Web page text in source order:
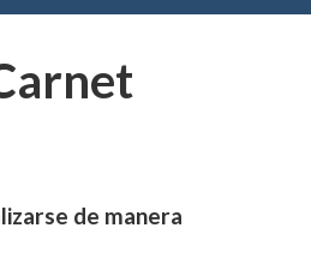
de manera